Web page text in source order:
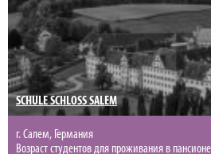
SCHULE SCHLOSS SALEM
г. Салем, Германия
Возраст студентов для проживания в